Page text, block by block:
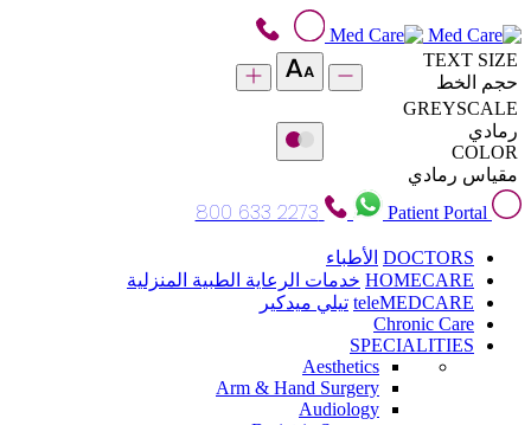
TEXT SIZE
حجم الخط
GREYSCALE
رمادي
COLOR
مقياس رمادي
Patient Portal
800 633 2273
DOCTORS الأطباء
HOMECARE خدمات الرعاية الطبية المنزلية
teleMEDCARE تيلي ميدكير
Chronic Care
SPECIALITIES
Aesthetics
Arm & Hand Surgery
Audiology